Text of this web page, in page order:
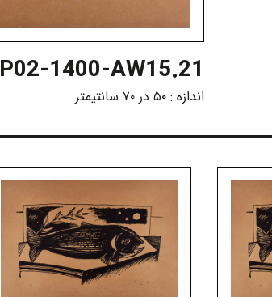
P02-1400-AW15.21
اندازه : ۵۰ در ۷۰ سانتیمتر